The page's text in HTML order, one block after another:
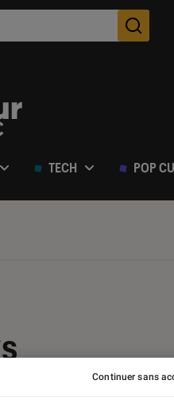
TECH POP
Continuer sans